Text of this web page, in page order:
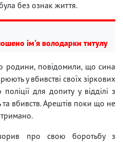
без ознак життя.
ім'я володарки титулу
родини, повідомили, що сина
у вбивстві своїх зіркових
для допиту у відділі з
та вбивств. Арештів поки що не
про свою боротьбу з